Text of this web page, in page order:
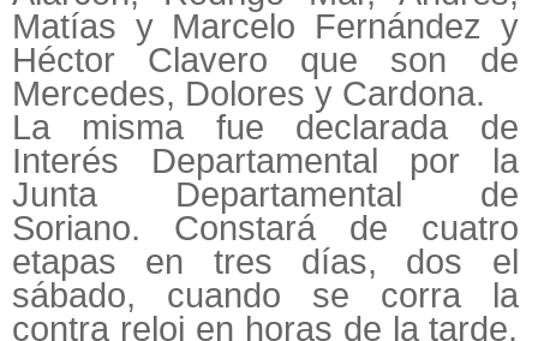
Matías y Marcelo Fernández y
Héctor Clavero que son de
Mercedes, Dolores y Cardona.
La misma fue declarada de
Interés Departamental por la
Junta Departamental de
Soriano. Constará de cuatro
etapas en tres días, dos el
sábado, cuando se corra la
contra reloj en horas de la tarde.